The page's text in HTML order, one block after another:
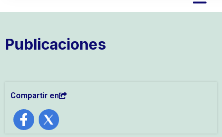
Publicaciones
Compartir en